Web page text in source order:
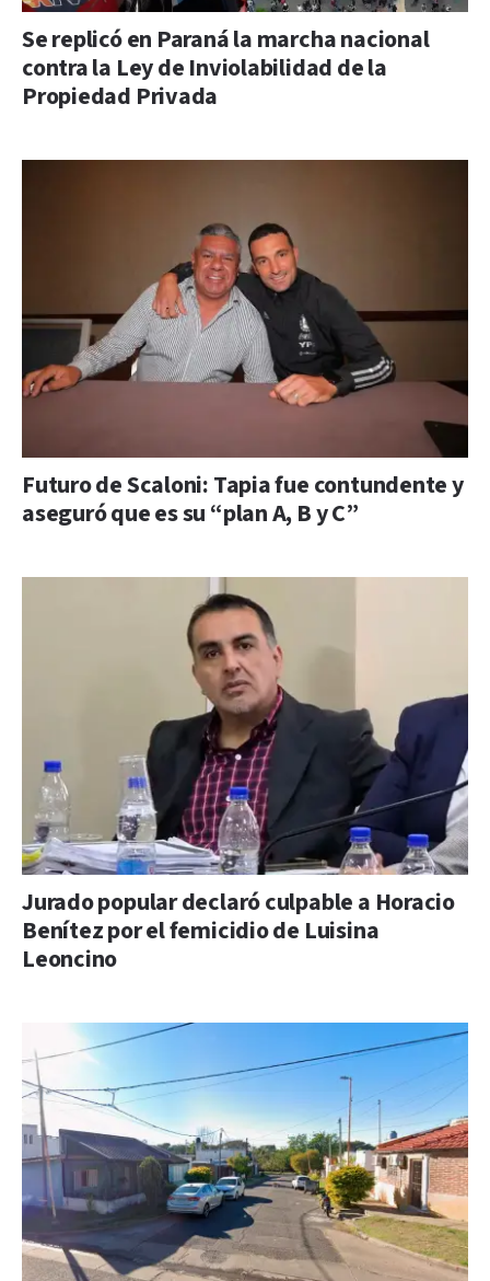
Se replicó en Paraná la marcha nacional
contra la Ley de Inviolabilidad de la
Propiedad Privada
Futuro de Scaloni: Tapia fue contundente y
aseguró que es su “plan A, B y C”
Jurado popular declaró culpable a Horacio
Benítez por el femicidio de Luisina
Leoncino